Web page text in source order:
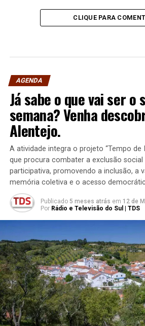
CLIQUE PARA
AGENDA
Já sabe o que vai ser o
semana? Venha
Alentejo.
A atividade integra o projeto “Tempo de
que procura combater a exclusão social
participativa, promovendo a inclusão, a
memória coletiva e o acesso
Publicado 5 meses atrás em 12 de
Por Rádio e Televisão do Sul | TDS